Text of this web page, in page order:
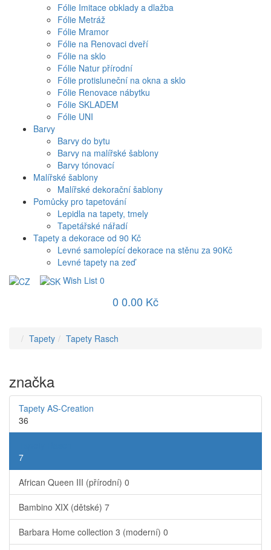
Fólie Imitace obklady a dlažba
Fólie Metráž
Fólie Mramor
Fólie na Renovaci dveří
Fólie na sklo
Fólie Natur přírodní
Fólie protisluneční na okna a sklo
Fólie Renovace nábytku
Fólie SKLADEM
Fólie UNI
Barvy
Barvy do bytu
Barvy na malířské šablony
Barvy tónovací
Malířské šablony
Malířské dekorační šablony
Pomůcky pro tapetování
Lepidla na tapety, tmely
Tapetářské nářadí
Tapety a dekorace od 90 Kč
Levné samolepící dekorace na stěnu za 90Kč
Levné tapety na zeď
Wish List 0
0 0.00 Kč
Tapety Tapety Rasch
značka
Tapety AS-Creation
36
7
African Queen III (přírodní) 0
Bambino XIX (dětské) 7
Barbara Home collection 3 (moderní) 0